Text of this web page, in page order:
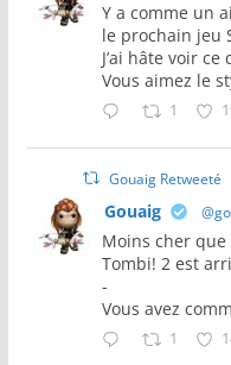
Y a comme un
le prochain jeu
J’ai hâte voir
Vous aimez le
1
Gouaig Retweeté
Gouaig
Moins cher que
Tombi! 2 est
-
Vous avez
1